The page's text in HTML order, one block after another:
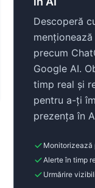
Descoperă
precum
Google AI.
timp real și
pentru a-ți
prezența în
Monitorizează
Alerte în timp
Urmărire